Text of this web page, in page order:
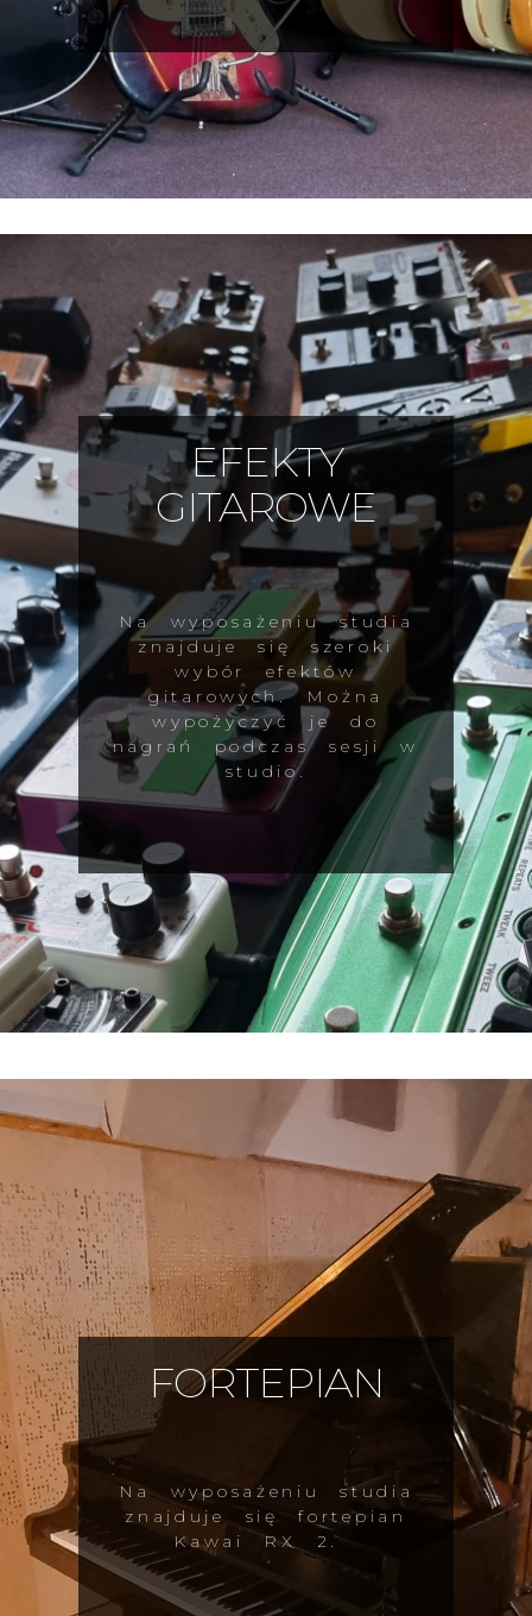
EFEKTY
GITAROWE
Na wyposażeniu studia
znajduje się szeroki
wybór efektów
gitarowych. Można
wypożyczyć je do
nagrań podczas sesji w
studio.
FORTEPIAN
Na wyposażeniu studia
znajduje się fortepian
Kawai RX 2.